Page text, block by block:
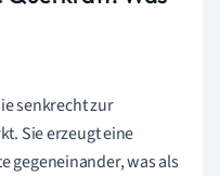
senkrecht zur
Sie erzeugt eine
gegeneinander, was als